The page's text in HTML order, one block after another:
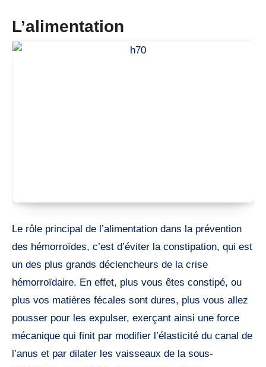
L’alimentation
Le rôle principal de l’alimentation dans la prévention
des hémorroïdes, c’est d’éviter la constipation, qui est
un des plus grands déclencheurs de la crise
hémorroïdaire. En effet, plus vous êtes constipé, ou
plus vos matières fécales sont dures, plus vous allez
pousser pour les expulser, exerçant ainsi une force
mécanique qui finit par modifier l’élasticité du canal de
l’anus et par dilater les vaisseaux de la sous-